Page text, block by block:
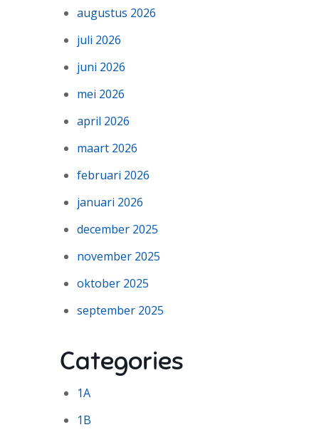
augustus 2026
juli 2026
juni 2026
mei 2026
april 2026
maart 2026
februari 2026
januari 2026
december 2025
november 2025
oktober 2025
september 2025
Categories
1A
1B